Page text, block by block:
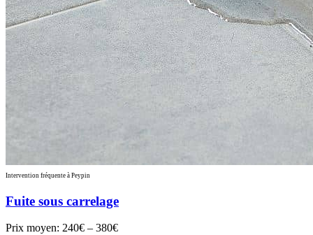
Intervention fréquente à Peypin
Fuite sous carrelage
Prix moyen: 240€ – 380€